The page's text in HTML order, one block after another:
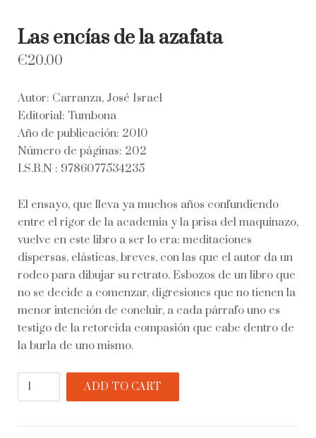
Las encías de la azafata
€20.00
Autor: Carranza, José Israel
Editorial: Tumbona
Año de publicación: 2010
Número de páginas: 202
I.S.B.N : 9786077534235
El ensayo, que lleva ya muchos años confundiendo
entre el rigor de la academia y la prisa del maquinazo,
vuelve en este libro a ser lo era: meditaciones
dispersas, elásticas, breves, con las que el autor da un
rodeo para dibujar su retrato. Esbozos de un libro que
no se decide a comenzar, digresiones que no tienen la
menor intención de concluir, a cada párrafo uno es
testigo de la retorcida compasión que cabe dentro de
la burla de uno mismo.
Las
la
ADD TO CART